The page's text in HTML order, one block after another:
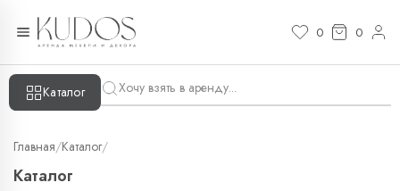
0 0
Каталог
Главная/Каталог/
Каталог